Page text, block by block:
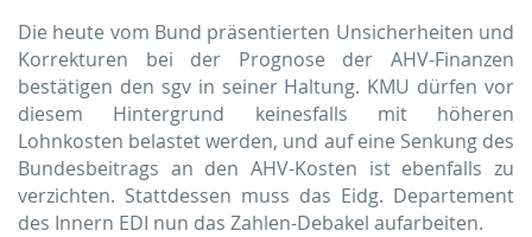
Die heute vom Bund präsentierten Unsicherheiten und
Korrekturen bei der Prognose der AHV-Finanzen
bestätigen den sgv in seiner Haltung. KMU dürfen vor
diesem Hintergrund keinesfalls mit höheren
Lohnkosten belastet werden, und auf eine Senkung des
Bundesbeitrags an den AHV-Kosten ist ebenfalls zu
verzichten. Stattdessen muss das Eidg. Departement
des Innern EDI nun das Zahlen-Debakel aufarbeiten.